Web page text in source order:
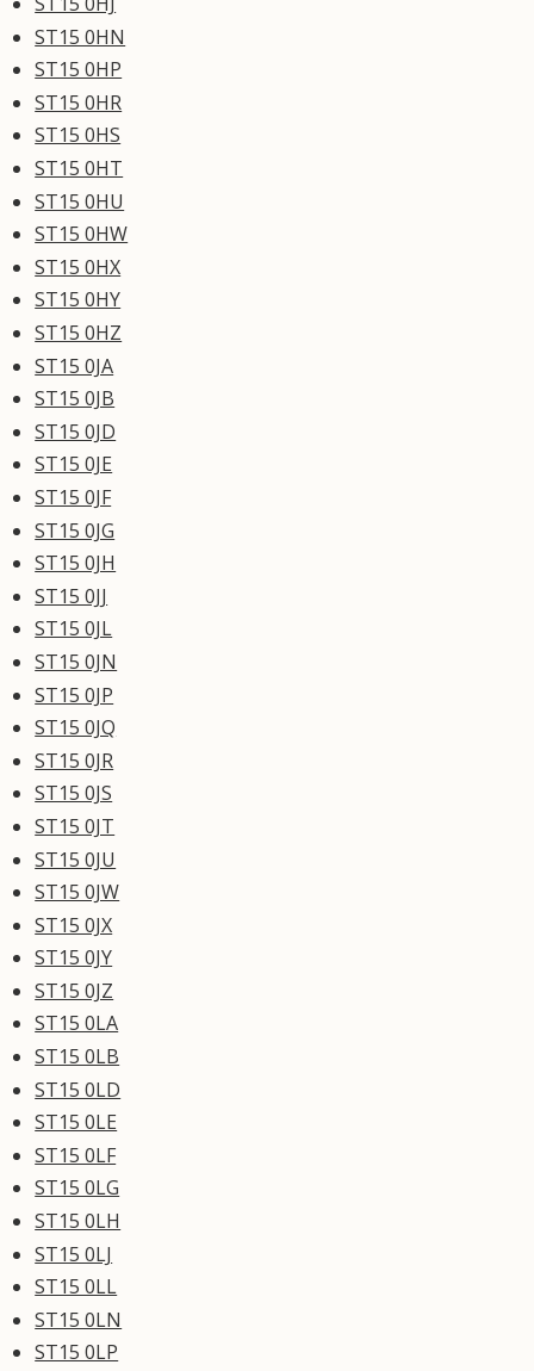
ST15 0HN
ST15 0HP
ST15 0HR
ST15 0HS
ST15 0HT
ST15 0HU
ST15 0HW
ST15 0HX
ST15 0HY
ST15 0HZ
ST15 0JA
ST15 0JB
ST15 0JD
ST15 0JE
ST15 0JF
ST15 0JG
ST15 0JH
ST15 0JJ
ST15 0JL
ST15 0JN
ST15 0JP
ST15 0JQ
ST15 0JR
ST15 0JS
ST15 0JT
ST15 0JU
ST15 0JW
ST15 0JX
ST15 0JY
ST15 0JZ
ST15 0LA
ST15 0LB
ST15 0LD
ST15 0LE
ST15 0LF
ST15 0LG
ST15 0LH
ST15 0LJ
ST15 0LL
ST15 0LN
ST15 0LP